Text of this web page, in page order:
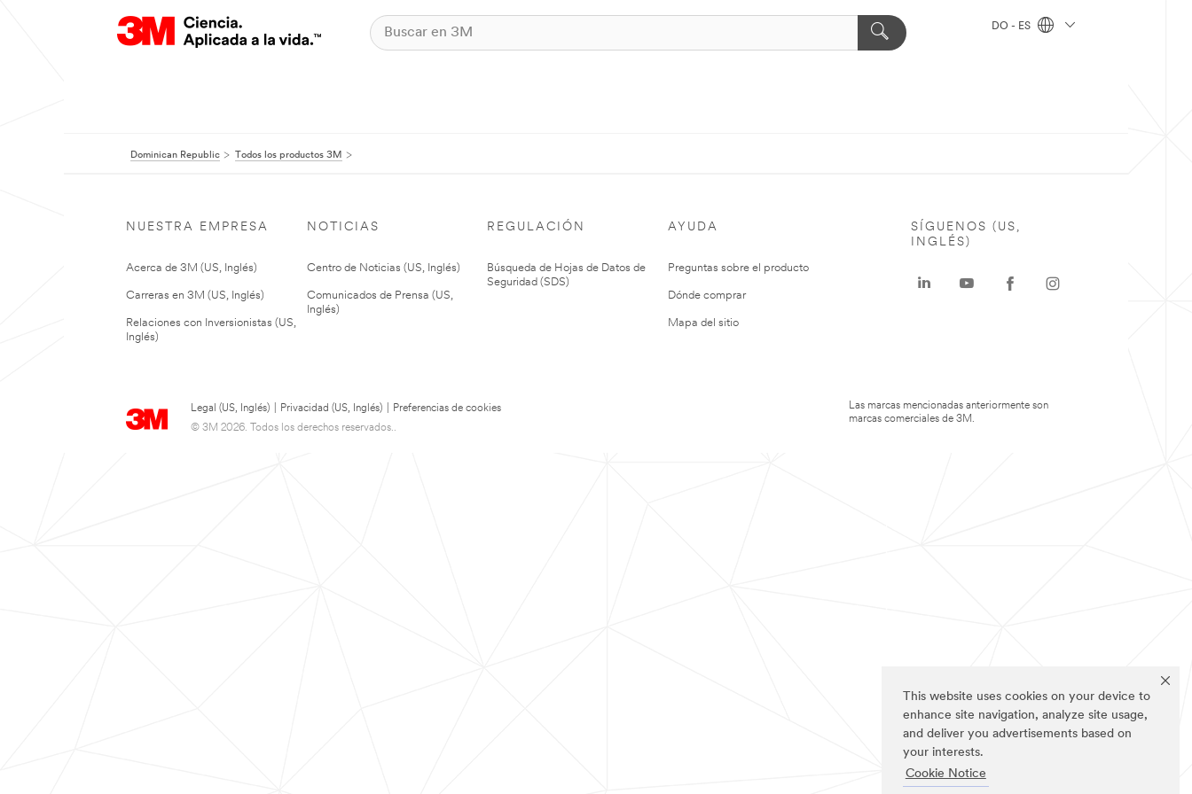
This website uses cookies on your device to
enhance site navigation, analyze site usage,
and deliver you advertisements based on
your interests.
Cookie Notice
DO - ES
Dominican Republic Todos los productos 3M
NUESTRA EMPRESA
Acerca de 3M (US, Inglés)
Carreras en 3M (US, Inglés)
Relaciones con Inversionistas (US,
Inglés)
NOTICIAS
Centro de Noticias (US, Inglés)
Comunicados de Prensa (US,
Inglés)
REGULACIÓN
Búsqueda de Hojas de Datos de
Seguridad (SDS)
AYUDA
Preguntas sobre el producto
Dónde comprar
Mapa del sitio
Legal (US, Inglés) Privacidad (US, Inglés)
Preferencias de cookies
© 3M 2026. Todos los derechos reservados..
SÍGUENOS (US,
INGLÉS)
Las marcas mencionadas anteriormente son
marcas comerciales de 3M.